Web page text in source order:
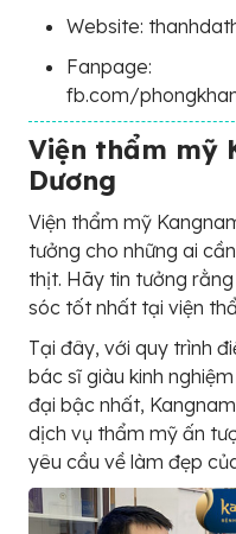
Website:
Fanpage:
fb.com/
Viện thẩm mỹ
Dương
Viện thẩm mỹ
tưởng cho những ai
thịt. Hãy tin tưởng
sóc tốt nhất tại viện
Tại đây, với quy trình
bác sĩ giàu kinh
đại bậc nhất,
dịch vụ thẩm mỹ ấn
yêu cầu về làm đẹp